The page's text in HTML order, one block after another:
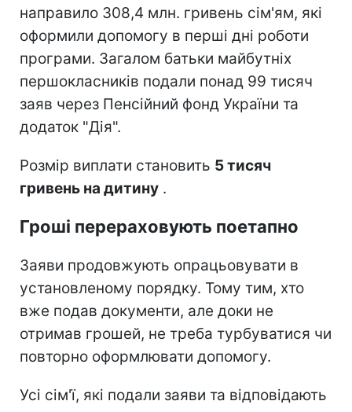
направило 308,4 млн. гривень сім'ям, які
оформили допомогу в перші дні роботи
програми. Загалом батьки майбутніх
першокласників подали понад 99 тисяч
заяв через Пенсійний фонд України та
додаток "Дія".
Розмір виплати становить 5 тисяч
гривень на дитину .
Гроші перераховують поетапно
Заяви продовжують опрацьовувати в
установленому порядку. Тому тим, хто
вже подав документи, але доки не
отримав грошей, не треба турбуватися чи
повторно оформлювати допомогу.
Усі сім'ї, які подали заяви та відповідають